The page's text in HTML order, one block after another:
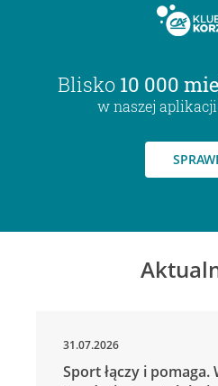
Blisko 10 000
w naszej
31.07.2026
Sport łączy i pomaga.